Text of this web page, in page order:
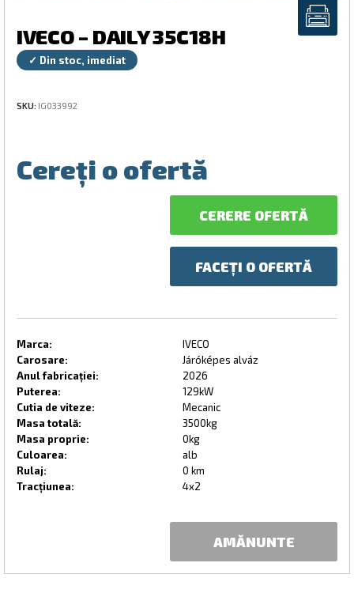
IVECO – DAILY 35C18H
✓ Din stoc, imediat
SKU: IG033992
Cereți o ofertă
CERERE OFERTĂ
FACEȚI O OFERTĂ
Marca:
IVECO
Carosare:
Járóképes alváz
Anul fabricației:
2026
Puterea:
129kW
Cutia de viteze:
Mecanic
Masa totală:
3500kg
Masa proprie:
0kg
Culoarea:
alb
Rulaj:
0 km
Tracțiunea:
4x2
AMĂNUNTE